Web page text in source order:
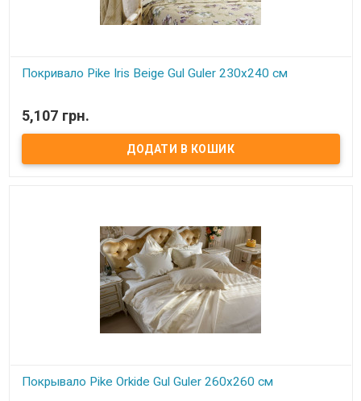
Покривало Pike Iris Beige Gul Guler 230х240 см
Тонке покривало-піке Gul Guler Розмір: 230х240 см Наволочки:
50х70 см - 2 шт. Склад: 100% бавовна Упаковка: подарункова
коробка Виробник: Gul Guler (Туреччина)
5,107 грн.
Покрывало Pike Orkide Gul Guler 260х260 см